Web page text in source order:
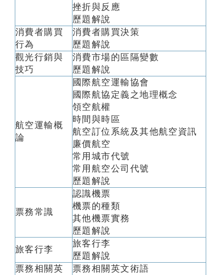
挫折與反應
歷題解說
消費者購買
行為
消費者購買決策
歷題解說
觀光行銷與
技巧
消費市場的區隔變數
歷題解說
航空運輸概
論
國際航空運輸協會
國際航協定義之地理概念
領空航權
時間與時區
航空訂位系統及其他航空資訊
廉價航空
常用城市代號
常用航空公司代號
歷題解說
票務常識
認識機票
機票的種類
其他機票實務
歷題解說
旅客行李
旅客行李
歷題解說
票務相關英
票務相關英文術語